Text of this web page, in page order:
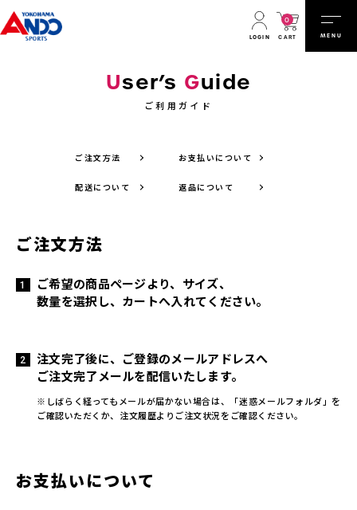
LOGIN CART
0
MENU
User’s Guide
ご利用ガイド
ご注文方法 お支払いについて
配送について 返品について
ご注文方法
ご希望の商品ページより、サイズ、
数量を選択し、カートへ入れてください。
注文完了後に、ご登録のメールアドレスへ
ご注文完了メールを配信いたします。
※しばらく経ってもメールが届かない場合は、「迷惑メールフォルダ」を
ご確認いただくか、注文履歴よりご注文状況をご確認ください。
お支払いについて